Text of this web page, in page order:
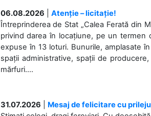
06.08.2026
Atenție – licitație!
Întreprinderea de Stat „Calea Ferată din
privind darea în locațiune, pe un
expuse în 13 loturi. Bunurile, amplasate
spații administrative, spații de
mărfuri....
31.07.2026
Mesaj de felicitare cu